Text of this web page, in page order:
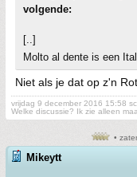
volgende:
[..]
Molto al dente is een
Niet als je dat op z'n
vrijdag 9 december 2016 15:58
Welke discussie? Ik zie alleen
•
Mikeytt